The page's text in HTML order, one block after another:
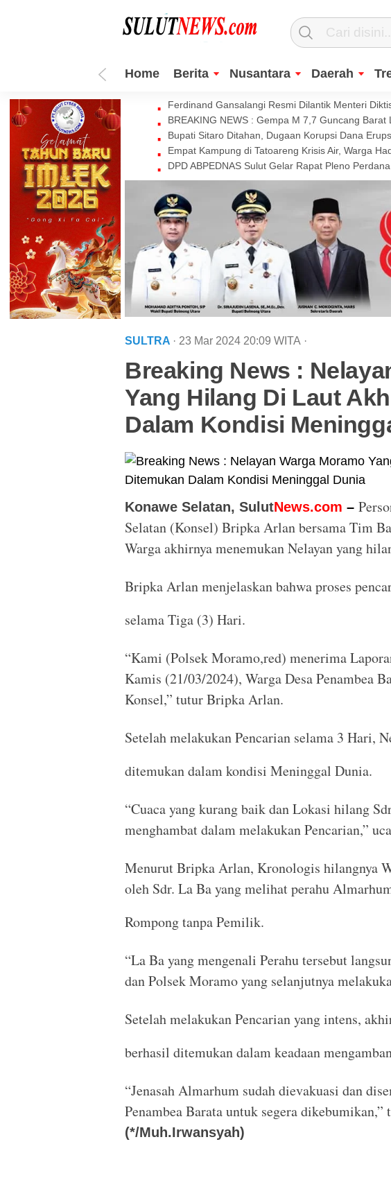
Home Berita Nusantara Daerah
Ferdinand Gansalangi Resmi Dilantik Menteri
BREAKING NEWS : Gempa M 7,7 Guncang
Bupati Sitaro Ditahan, Dugaan Korupsi Dana
Empat Kampung di Tatoareng Krisis Air, Warga
DPD ABPEDNAS Sulut Gelar Rapat Pleno
SULTRA · 23 Mar 2024 20:09 WITA ·
Breaking News :
Yang Hilang Di Laut
Dalam Kondisi
Konawe Selatan, SulutNews.com –
Selatan (Konsel) Bripka Arlan bersama Tim
Warga akhirnya menemukan Nelayan yang
Bripka Arlan menjelaskan bahwa proses
selama Tiga (3) Hari.
“Kami (Polsek Moramo,red) menerima
Kamis (21/03/2024), Warga Desa Penambea
Konsel,” tutur Bripka Arlan.
Setelah melakukan Pencarian selama 3 Hari,
ditemukan dalam kondisi Meninggal Dunia.
“Cuaca yang kurang baik dan Lokasi hilang
menghambat dalam melakukan Pencarian,”
Menurut Bripka Arlan, Kronologis hilangnya
oleh Sdr. La Ba yang melihat perahu
Rompong tanpa Pemilik.
“La Ba yang mengenali Perahu tersebut
dan Polsek Moramo yang selanjutnya
Setelah melakukan Pencarian yang intens,
berhasil ditemukan dalam keadaan
“Jenasah Almarhum sudah dievakuasi dan
Penambea Barata untuk segera
(*/Muh.Irwansyah)